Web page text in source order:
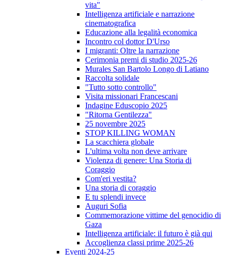
vita"
Intelligenza artificiale e narrazione
cinematografica
Educazione alla legalità economica
Incontro col dottor D'Urso
I migranti: Oltre la narrazione
Cerimonia premi di studio 2025-26
Murales San Bartolo Longo di Latiano
Raccolta solidale
"Tutto sotto controllo"
Visita missionari Francescani
Indagine Eduscopio 2025
"Ritorna Gentilezza"
25 novembre 2025
STOP KILLING WOMAN
La scacchiera globale
L'ultima volta non deve arrivare
Violenza di genere: Una Storia di
Coraggio
Com'eri vestita?
Una storia di coraggio
E tu splendi invece
Auguri Sofia
Commemorazione vittime del genocidio di
Gaza
Intelligenza artificiale: il futuro è già qui
Accoglienza classi prime 2025-26
Eventi 2024-25